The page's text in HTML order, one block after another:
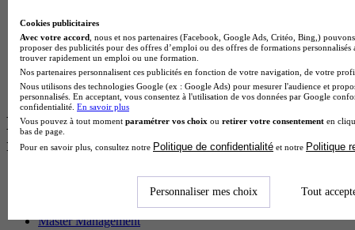
BTS Domotique en alternance
BAC Pro Agora en alternance
BTS Sta en alternance
BTS Iris en alternance
BTS Tpl en alternance
BTS Ati en alternance
Les diplômes par filière les plus
recherchés
Master Management
Cookies publicitaires
Avec votre accord , nous et nos partenaires (Facebook, Google Ads, Critéo, Bing,)
proposer des publicités pour des offres d’emploi ou des offres de formations
trouver rapidement un emploi ou une formation.
Nos partenaires personnalisent ces publicités en fonction de votre navigation, de votre
Nous utilisons des technologies Google (ex : Google Ads) pour mesurer l'audience et
personnalisés. En acceptant, vous consentez à l'utilisation de vos données par Google
confidentialité. En savoir plus
Vous pouvez à tout moment paramétrer vos choix ou retirer votre consentement en
bas de page.
Pour en savoir plus, consultez notre Politique de confidentialité et notre Politique
Personnaliser mes choix Tout